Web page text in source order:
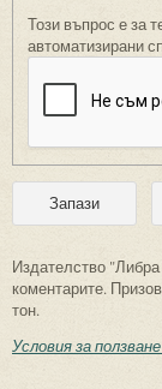
Този въпрос е за
автоматизирани
Издателство
коментарите.
тон.
Условия за